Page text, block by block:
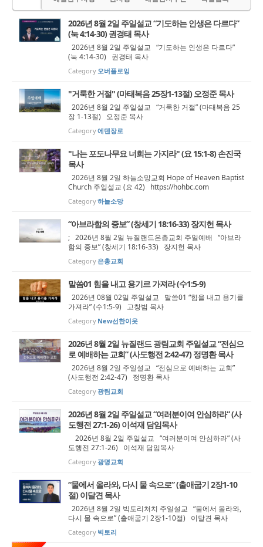
2026년 8월 2일 주일설교 “기도하는 인생은 다르다”
(눅 4:14-30) 권경태 목사
2026년 8월 2일 주일설교 “기도하는 인생은 다르다”
(눅 4:14-30) 권경태 목사
Category오버플로잉
"거룩한 거절" (마태복음 25장1-13절) 오정준 목사
2026년 8월 2일 주일설교 “거룩한 거절” (마태복음 25
장 1-13절) 오정준 목사
Category에덴장로
"나는 포도나무요 너희는 가지라" (요 15:1-8) 손진국
목사
2026년 8월 2일 하늘소망교회 Hope of Heaven Baptist
Church 주일설교 (요 42) https://hohbc.com
Category하늘소망
“아브라함의 중보” (창세기 18:16-33) 장지헌 목사
; 2026년 8월 2일 뉴질랜드은총교회 주일예배 “아브라
함의 중보” (창세기 18:16-33) 장지헌 목사
Category은총교회
말씀01 힘을 내고 용기르 가져라 (수1:5-9)
2026년 08월 02일 주일설교 말씀01 “힘을 내고 용기를
가져라” (수1:5-9) 고창범 목사
Category New선한이웃
2026년 8월 2일 뉴질랜드 광림교회 주일설교 “전심으
로 예배하는 교회” (사도행전 2:42-47) 정명환 목사
2026년 8월 2일 주일설교 “전심으로 예배하는 교회”
(사도행전 2:42-47) 정명환 목사
Category광림교회
2026년 8월 2일 주일설교 “여러분이여 안심하라” (사
도행전 27:1-26) 이석재 담임목사
2026년 8월 2일 주일설교 “여러분이여 안심하라” (사
도행전 27:1-26) 이석재 담임목사
Category광명교회
“물에서 올라와, 다시 물 속으로” (출애굽기 2장1-10
절) 이달견 목사
2026년 8월 2일 빅토리처치 주일설교 “물에서 올라와,
다시 물 속으로” (출애굽기 2장1-10절) 이달견 목사
Category 빅토리